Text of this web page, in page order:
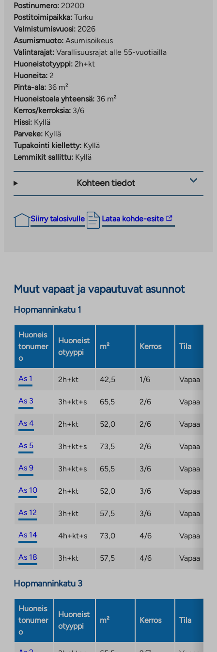
Postinumero: 20200
Postitoimipaikka: Turku
Valmistumisvuosi: 2026
Asumismuoto: Asumisoikeus
Valintarajat: Varallisuusrajat alle 55-vuotiailla
Huoneistotyyppi: 2h+kt
Huoneita: 2
Pinta-ala: 36 m²
Huoneistoala yhteensä: 36 m²
Kerros/kerroksia: 3/6
Hissi: Kyllä
Parveke: Kyllä
Tupakointi kielletty: Kyllä
Lemmikit sallittu: Kyllä
Kohteen tiedot
Siirry talosivulle Lataa kohde-esite
Linkki
vie
uuteen
Muut vapaat ja vapautuvat asunnot
Hopmanninkatu 1
Huoneis
tonumer
o
Huoneist
otyyppi
m² Kerros Tila
As 1 2h+kt 42,5 1/6 Vapaa
As 3 3h+kt+s 65,5 2/6 Vapaa
As 4 2h+kt 52,0 2/6 Vapaa
As 5 3h+kt+s 73,5 2/6 Vapaa
As 9 3h+kt+s 65,5 3/6 Vapaa
As 10 2h+kt 52,0 3/6 Vapaa
As 12 3h+kt 57,5 3/6 Vapaa
As 14 4h+kt+s 73,0 4/6 Vapaa
As 18 3h+kt 57,5 4/6 Vapaa
Hopmanninkatu 3
Huoneis
tonumer
o
Huoneist
otyyppi
m² Kerros Tila